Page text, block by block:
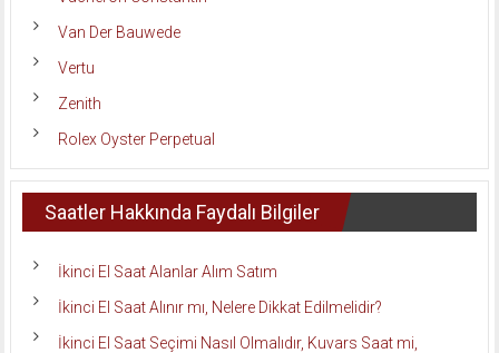
Van Der Bauwede
Vertu
Zenith
Rolex Oyster Perpetual
Saatler Hakkında Faydalı Bilgiler
İkinci El Saat Alanlar Alım Satım
İkinci El Saat Alınır mı, Nelere Dikkat Edilmelidir?
İkinci El Saat Seçimi Nasıl Olmalıdır, Kuvars Saat mi,